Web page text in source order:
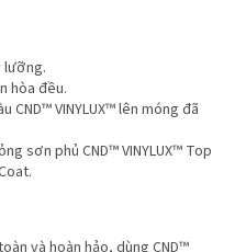
lưỡng.
hòa đều.
CND™ VINYLUX™ lên móng đã
sơn phủ CND™ VINYLUX™ Top